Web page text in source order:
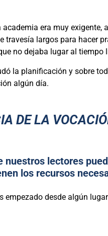
academia era muy
travesía largos para hacer
no dejaba lugar al
la planificación y sobre
algún día.
DE LA
nuestros lectores
los recursos
empezado desde algún